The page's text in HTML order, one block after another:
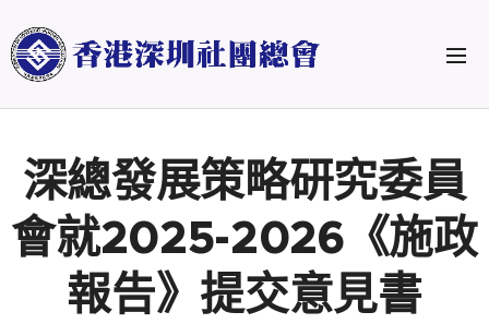
深總發展策略研究委員
會就2025-2026《施政
報告》提交意見書